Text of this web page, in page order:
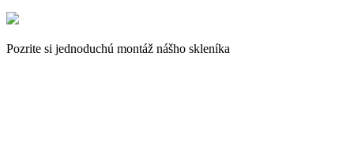
Pozrite si jednoduchú montáž nášho skleníka